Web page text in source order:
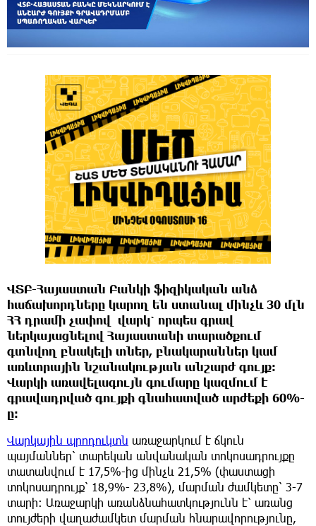
ՎՏԲ-Հայաստան Բանկի ֆիզիկական անձ
հաճախորդները կարող են ստանալ մինչև 30 մլն
ՀՀ դրամի չափով վարկ՝ որպես գրավ
ներկայացնելով Հայաստանի տարածքում
գտնվող բնակելի տներ, բնակարաններ կամ
առևտրային նշանակության անշարժ գույք:
Վարկի առավելագույն գումարը կազմում է
գրավադրված գույքի գնահատված արժեքի 60%-
ը:
Վարկային պրոդուկտն առաջարկում է ճկուն
պայմաններ՝ տարեկան անվանական տոկոսադրույքը
տատանվում է 17,5%-ից մինչև 21,5% (փաստացի
տոկոսադրույք՝ 18,9%- 23,8%), մարման ժամկետը՝ 3-7
տարի: Առաջարկի առանձնահատկությունն է՝ առանց
տույժերի վաղաժամկետ մարման հնարավորությունը,